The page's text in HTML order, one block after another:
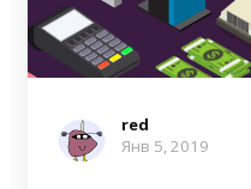
red
Янв 5, 2019